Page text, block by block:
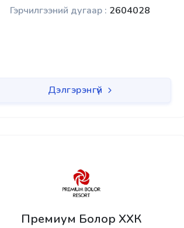
Гэрчилгээний дугаар : 2604028
Дэлгэрэнгүй
Премиум Болор ХХК